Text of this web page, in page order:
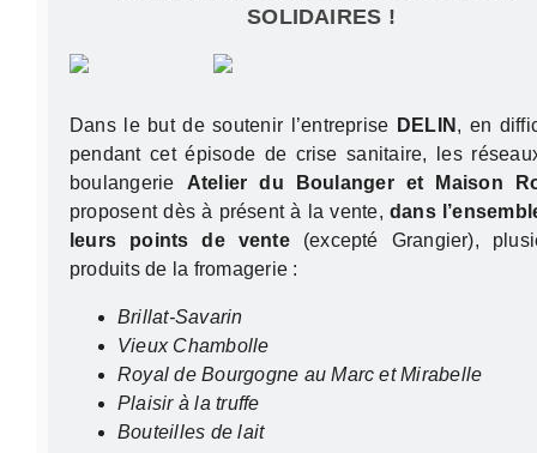
SOLIDAIRES !
Dans le but de soutenir l’entreprise DELIN , en
pendant cet épisode de crise sanitaire, les
boulangerie Atelier du Boulanger et Maison
proposent dès à présent à la vente, dans
leurs points de vente(excepté Grangier),
produits de la fromagerie :
Brillat-Savarin
Vieux Chambolle
Royal de Bourgogne au Marc et Mirabelle
Plaisir à la truffe
Bouteilles de lait